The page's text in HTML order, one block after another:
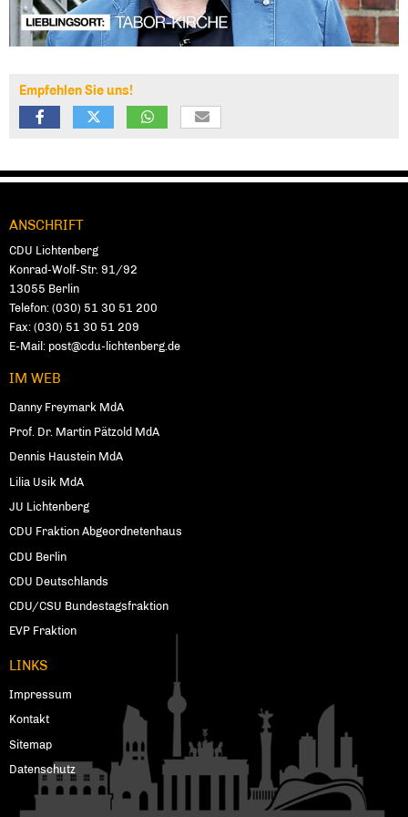
Empfehlen Sie uns!
Fußbereich
ANSCHRIFT
CDU Lich­ten­berg
Konrad-Wolf-Str. 91/92
13055 Ber­lin
Telefon: (030) 51 30 51 200
Fax: (030) 51 30 51 209
E-Mail: post@cdu-lichtenberg.de
IM WEB
Danny Freymark MdA
Prof. Dr. Martin Pätzold MdA
Dennis Haustein MdA
Lilia Usik MdA
JU Lichtenberg
CDU Fraktion Abgeordnetenhaus
CDU Berlin
CDU Deutschlands
CDU/CSU Bundestagsfraktion
EVP Fraktion
LINKS
Impressum
Kontakt
Sitemap
Datenschutz